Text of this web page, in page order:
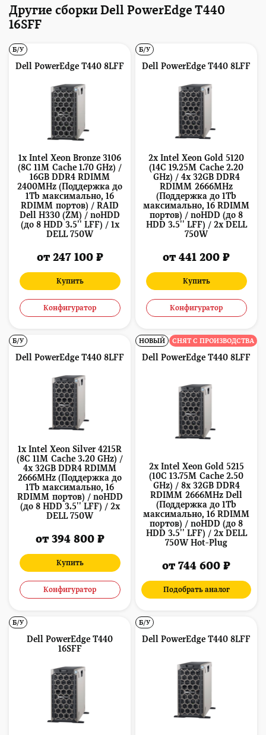
Другие сборки Dell PowerEdge T440
16SFF
Dell PowerEdge T440 8LFF
1x Intel Xeon Bronze 3106
(8C 11M Cache 1.70 GHz) /
16GB DDR4 RDIMM
2400MHz (Поддержка до
1Tb максимально, 16
RDIMM портов) / RAID
Dell H330 (ZM) / noHDD
(до 8 HDD 3.5'' LFF) / 1x
DELL 750W
от 247 100 ₽
Купить
Конфигуратор
Б/У
Dell PowerEdge T440 8LFF
2x Intel Xeon Gold 5120
(14C 19.25M Cache 2.20
GHz) / 4x 32GB DDR4
RDIMM 2666MHz
(Поддержка до 1Tb
максимально, 16 RDIMM
портов) / noHDD (до 8
HDD 3.5'' LFF) / 2x DELL
750W
от 441 200 ₽
Купить
Конфигуратор
Б/У
Dell PowerEdge T440 8LFF
1x Intel Xeon Silver 4215R
(8C 11M Cache 3.20 GHz) /
4x 32GB DDR4 RDIMM
2666MHz (Поддержка до
1Tb максимально, 16
RDIMM портов) / noHDD
(до 8 HDD 3.5'' LFF) / 2x
DELL 750W
от 394 800 ₽
Купить
Конфигуратор
Б/У
Dell PowerEdge T440 8LFF
2x Intel Xeon Gold 5215
(10C 13.75M Cache 2.50
GHz) / 8x 32GB DDR4
RDIMM 2666MHz Dell
(Поддержка до 1Tb
максимально, 16 RDIMM
портов) / noHDD (до 8
HDD 3.5'' LFF) / 2x DELL
750W Hot-Plug
от 744 600 ₽
Подобрать аналог
НОВЫЙ СНЯТ С ПРОИЗВОДСТВА
Dell PowerEdge T440
16SFF
Б/У
Dell PowerEdge T440 8LFF
Б/У